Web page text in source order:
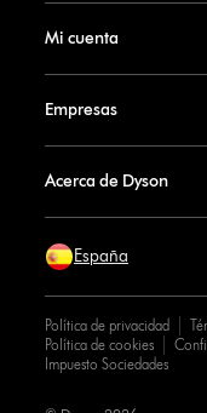
Mi cuenta
Empresas
Acerca de Dyson
España
Política de privacidad
Política de cookies
Impuesto Sociedades